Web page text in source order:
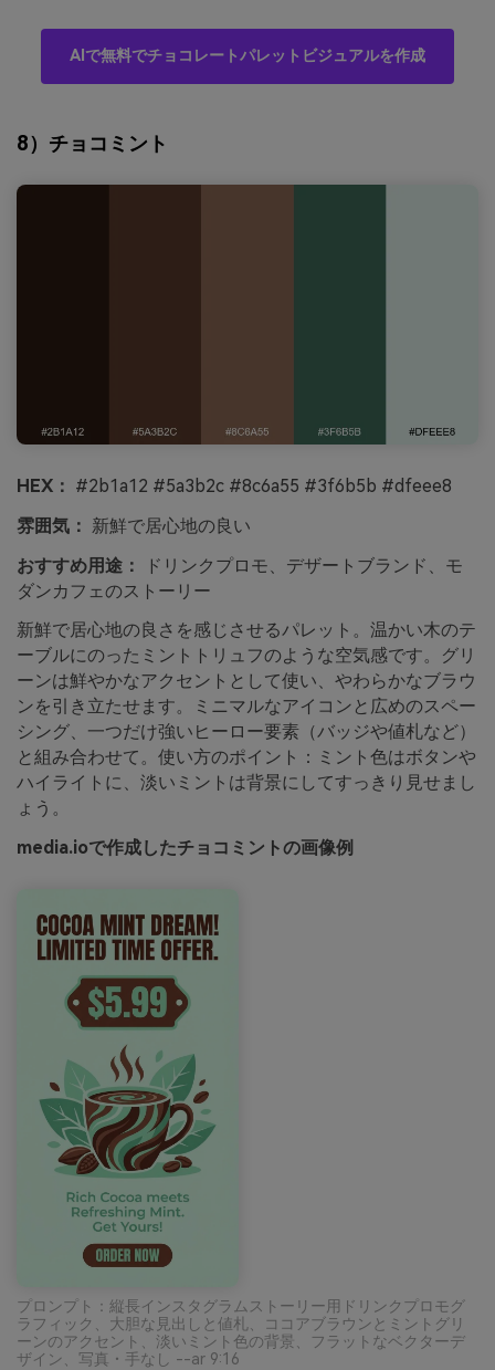
AIで無料でチョコレートパレットビジュアルを作成
8）チョコミント
HEX： #2b1a12 #5a3b2c #8c6a55 #3f6b5b #dfeee8
雰囲気： 新鮮で居心地の良い
おすすめ用途：
ドリンクプロモ、デザートブランド、モ
ダンカフェのストーリー
新鮮で居心地の良さを感じさせるパレット。温かい木のテ
ーブルにのったミントトリュフのような空気感です。グリ
ーンは鮮やかなアクセントとして使い、やわらかなブラウ
ンを引き立たせます。ミニマルなアイコンと広めのスペー
シング、一つだけ強いヒーロー要素（バッジや値札など）
と組み合わせて。使い方のポイント：ミント色はボタンや
ハイライトに、淡いミントは背景にしてすっきり見せまし
ょう。
media.ioで作成したチョコミントの画像例
プロンプト：縦長インスタグラムストーリー用ドリンクプロモグ
ラフィック、大胆な見出しと値札、ココアブラウンとミントグリ
ーンのアクセント、淡いミント色の背景、フラットなベクターデ
ザイン、写真・手なし --ar 9:16